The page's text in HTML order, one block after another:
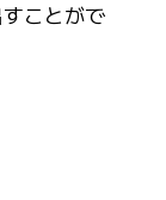
ことがで